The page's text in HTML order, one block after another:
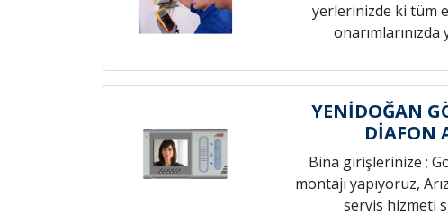
yerlerinizde ki tüm
onarımlarınızda
YENİDOĞAN
DİAFON
Bina girişlerinize ;
montajı yapıyoruz,
servis hizmeti